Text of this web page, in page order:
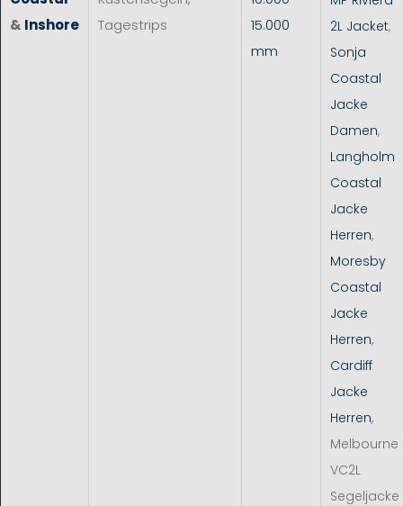
& Inshore
Tagestrips
15.000
mm
2L Jacket,
Sonja
Coastal
Jacke
Damen,
Langholm
Coastal
Jacke
Herren,
Moresby
Coastal
Jacke
Herren,
Cardiff
Jacke
Herren,
Melbourne
VC2L
Segeljacke